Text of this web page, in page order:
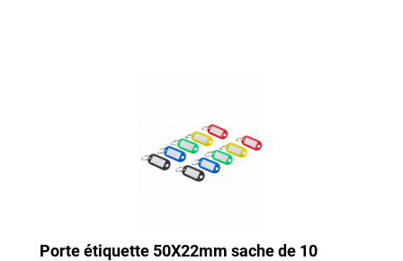
Porte étiquette 50X22mm sache de 10